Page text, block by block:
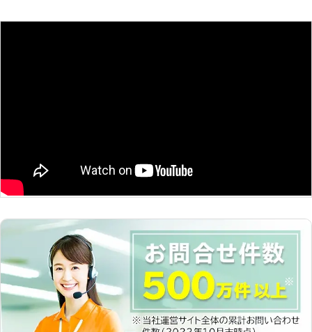
もし、車のバッテリー上がりでお困り
でしたら、弊社までお電話ください。
すぐにお客様の元へ駆け付けて、お助